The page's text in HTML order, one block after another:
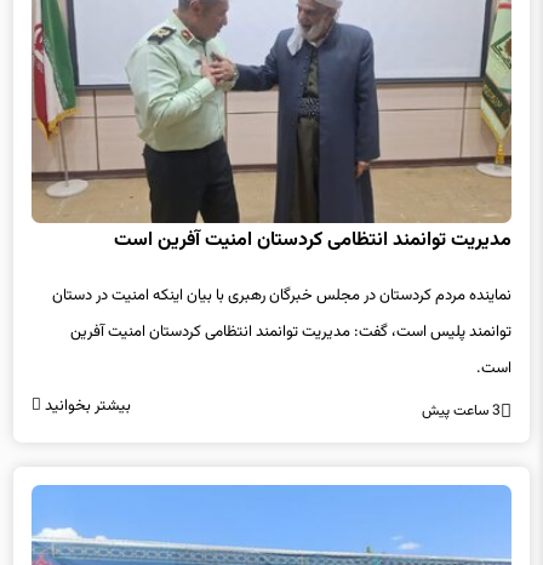
مدیریت توانمند انتظامی کردستان امنیت آفرین است
نماینده مردم کردستان در مجلس خبرگان رهبری با بیان اینکه امنیت در دستان
توانمند پلیس است، گفت: مدیریت توانمند انتظامی کردستان امنیت آفرین
است.
3 ساعت پیش بیشتر بخوانید